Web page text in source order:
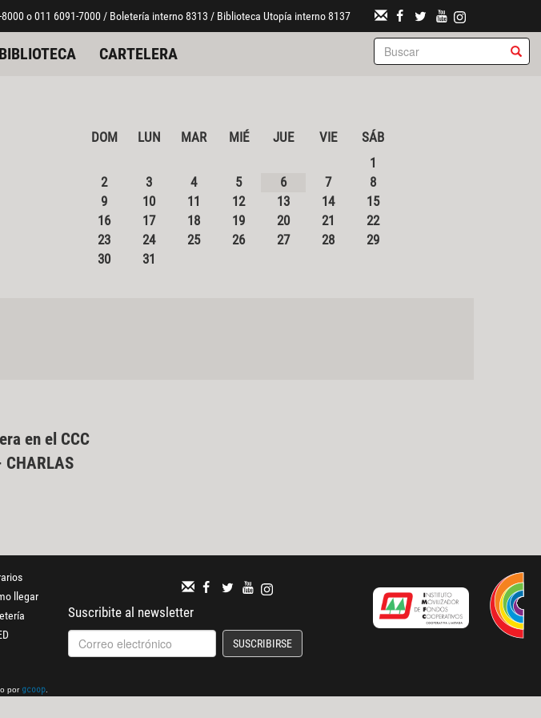
o 011 6091-7000 / Boletería interno 8313 / Biblioteca Utopía interno 8137
BIBLIOTECA CARTELERA
DOM LUN MAR MIÉ JUE VIE
SÁB
1
2
3 4 5 6 7
8
9
10 11 12 13 14
15
16
17 18 19 20 21
22
23
24 25 26 27 28
29
30
31
en el CCC
CHARLAS
llegar
Suscribite al newsletter
SUSCRIBIRSE
por gcoop